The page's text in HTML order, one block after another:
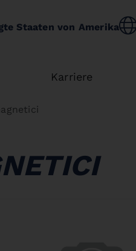
Staaten von Amerika
Karriere